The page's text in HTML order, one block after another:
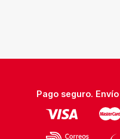
Pago seguro.